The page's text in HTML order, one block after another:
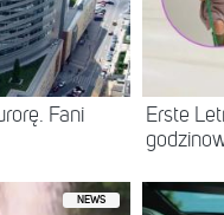
Fani
Erste
NEWS